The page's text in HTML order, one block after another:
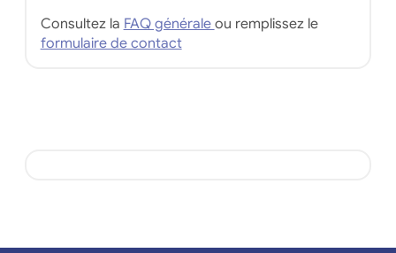
Consultez la FAQ générale ou remplissez le
formulaire de contact